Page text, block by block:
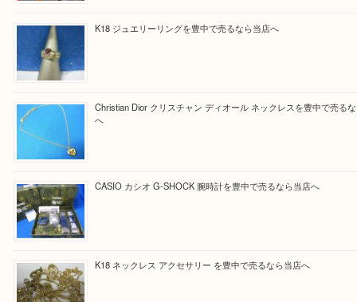
Cartier カルティエ 金無垢時計を豊中で売るなら当店へ